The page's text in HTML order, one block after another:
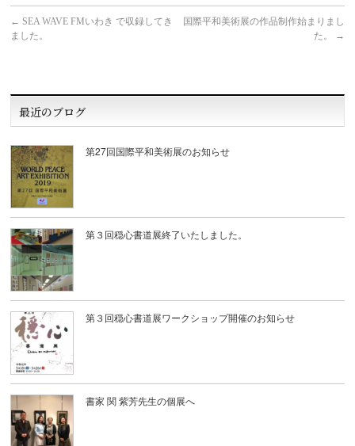
← SEA WAVE FMいわき で収録してき
ました。
国際平和美術展の作品制作始まりまし
た。
→
最近のブログ
第27回国際平和美術展のお知らせ
第３回穏心書道展終了いたしました。
第３回穏心書道展ワークショップ開催のお知らせ
書家 関 紫芳先生の個展へ